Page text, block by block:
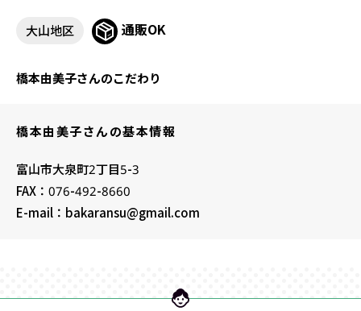
大山地区 通販OK
橋本由美子さんのこだわり
橋本由美子さんの基本情報
富山市大泉町2丁目5-3
FAX：076-492-8660
E-mail：bakaransu@gmail.com